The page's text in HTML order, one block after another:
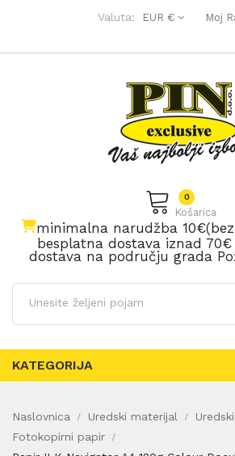
Valuta: EUR € Moj
Košarica
0
minimalna narudžba
besplatna dostava iznad 70€
dostava na području grada
KATEGORIJA
Naslovnica Uredski materijal
Fotokopirni papir